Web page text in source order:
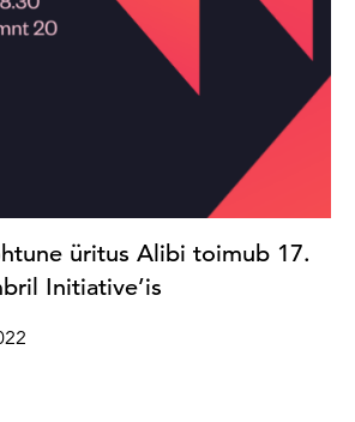
üritus Alibi toimub 17.
Initiative’is